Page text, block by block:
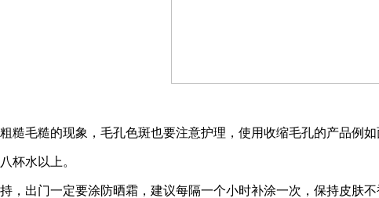
糙毛糙的现象，毛孔色斑也要注意护理，使用收缩毛孔的产品例如
杯水以上。
，出门一定要涂防晒霜，建议每隔一个小时补涂一次，保持皮肤不